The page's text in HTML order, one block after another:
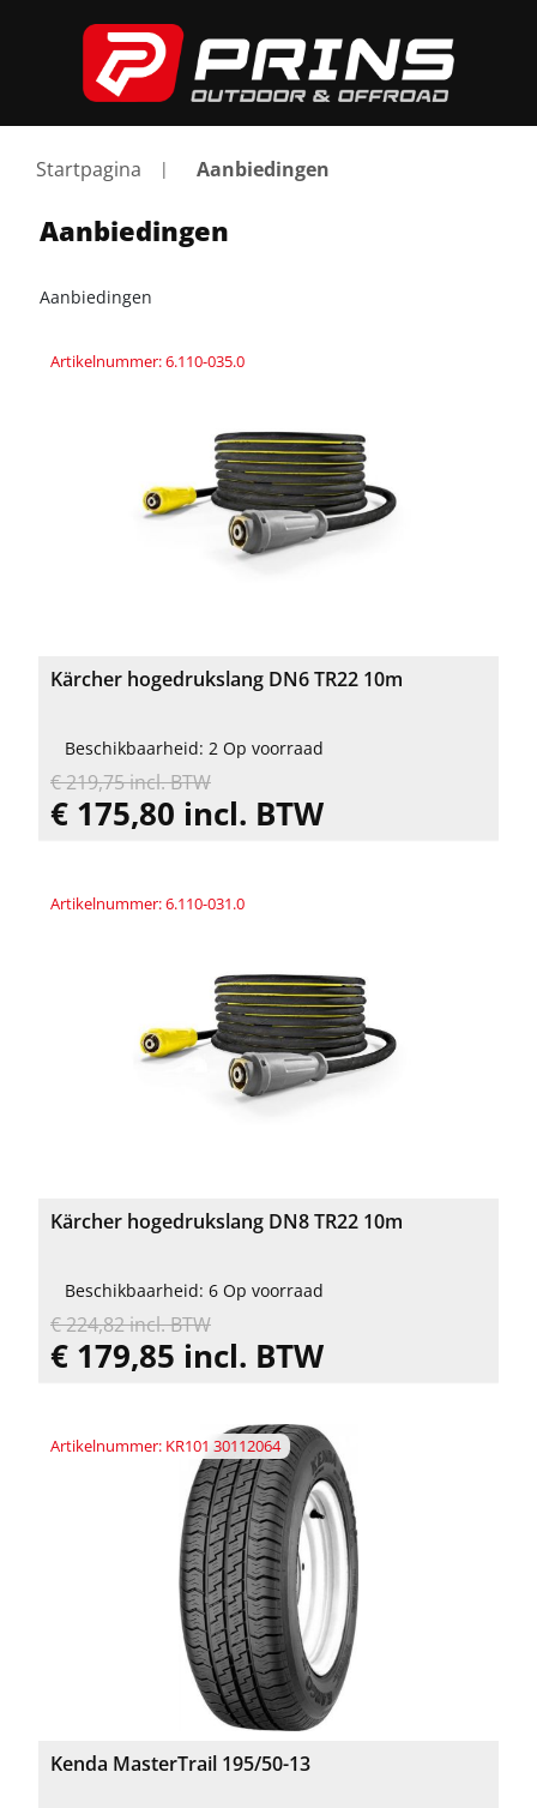
Startpagina Aanbiedingen
Aanbiedingen
Aanbiedingen
Artikelnummer: 6.110-035.0
Kärcher hogedrukslang DN6 TR22 10m
Beschikbaarheid: 2 Op voorraad
€ 219,75 incl. BTW
€ 175,80 incl. BTW
Artikelnummer: 6.110-031.0
Kärcher hogedrukslang DN8 TR22 10m
Beschikbaarheid: 6 Op voorraad
€ 224,82 incl. BTW
€ 179,85 incl. BTW
Artikelnummer: KR101 30112064
Kenda MasterTrail 195/50-13